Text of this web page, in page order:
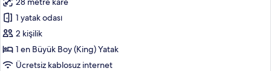
En
Büyük
(King)
Boy
Yatak,
1 yatak odası
2 kişilik
1 en Büyük Boy (King) Yatak
Ücretsiz kablosuz internet